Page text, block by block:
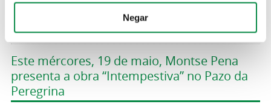
Negar
Este mércores, 19 de maio, Montse Pena
presenta a obra “Intempestiva” no Pazo da
Peregrina